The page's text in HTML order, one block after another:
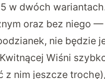
w dwóch
oraz bez niego —
nie będzie
Wiśni
z nim jeszcze